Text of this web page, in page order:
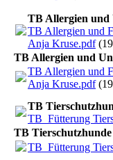
TB Allergien und
TB Allergien und
Anja Kruse.pdf
TB Allergien und
TB Allergien und
Anja Kruse.pdf
TB
TB_Fütterung
TB Tierschutzhunde
TB_Fütterung